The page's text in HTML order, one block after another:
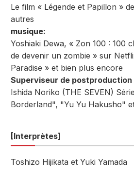
Le film « Légende et Papillon »
autres
musique:
Yoshiaki Dewa, « Zon 100 : 100
de devenir un zombie » sur
Paradise » et bien plus encore
Superviseur de postproduction
Ishida Noriko (THE SEVEN)
Borderland", "Yu Yu Hakusho"
[Interprètes]
Toshizo Hijikata et Yuki Yamada